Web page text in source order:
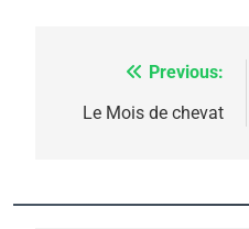
Navigation
de
Previous:
Le Mois de chevat